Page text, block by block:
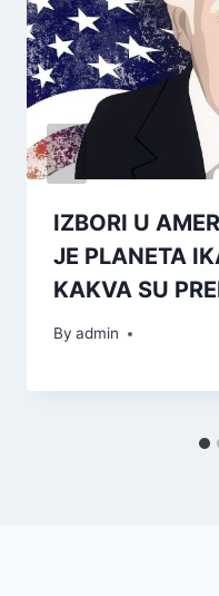
IZBORI U
JE PLANETA
KAKVA SU
By admin